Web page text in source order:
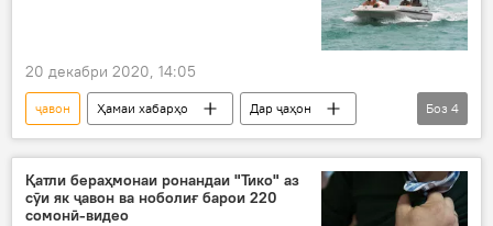
20 декабри 2020, 14:05
ҷавон Ҳамаи хабарҳо
Дар ҷаҳон
Рӯйдод, ҷиноят ва ҳолатҳои фавқулода
Британияи Кабир
зодрӯз
даргузашт
Боз 4
Қатли бераҳмонаи ронандаи "Тико" аз
сӯи як ҷавон ва ноболиғ барои 220
сомонӣ-видео